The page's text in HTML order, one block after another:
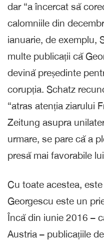
dar “a încercat să
calomniile din
ianuarie, de exemplu,
multe publicații că
devină președinte
corupția. Schatz
“atras atenția ziarului
Zeitung asupra
urmare, se pare că a
presă mai favorabile
Cu toate acestea,
Georgescu este un
Încă din iunie 2016 –
Austria – publicațiile